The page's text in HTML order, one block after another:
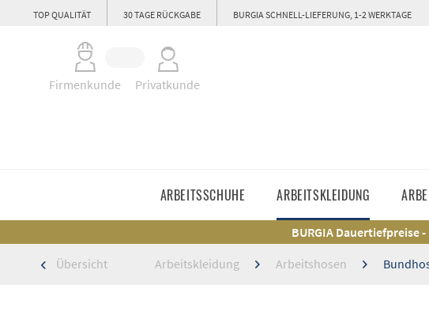
TOP QUALITÄT 30 TAGE RÜCKGABE BURGIA SCHNELL-LIEFERUNG, 1-2 WERKTAGE
Firmenkunde Privatkunde
ARBEITSSCHUHE ARBEITSKLEIDUNG
BURGIA Dauertiefpreise -
Übersicht
Arbeitskleidung Arbeitshosen